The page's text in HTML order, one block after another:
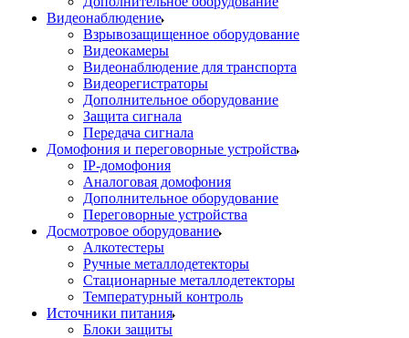
Видеонаблюдение
Взрывозащищенное оборудование
Видеокамеры
Видеонаблюдение для транспорта
Видеорегистраторы
Дополнительное оборудование
Защита сигнала
Передача сигнала
Домофония и переговорные устройства
IP-домофония
Аналоговая домофония
Дополнительное оборудование
Переговорные устройства
Досмотровое оборудование
Алкотестеры
Ручные металлодетекторы
Стационарные металлодетекторы
Температурный контроль
Источники питания
Блоки защиты